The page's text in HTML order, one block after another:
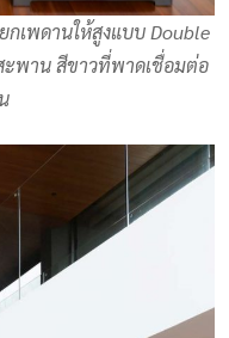
กเพดานให้สูงแบบ Double
ะพาน สีขาวที่พาดเชื่อมต่อ